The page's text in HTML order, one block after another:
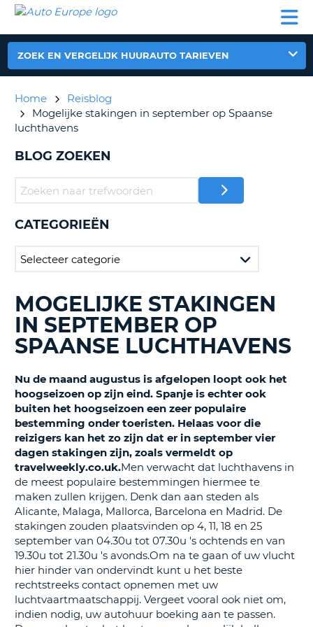
AUTO
CAMPER
PARTNER
AUTO
EUROPE
AUTO
HULP
MIJN
ACCOUNT
MIJN
NEDERLAND
ZOEK EN VERGELIJK HUURAUTO TARIEVEN
Home
Reisblog
Mogelijke stakingen in september op Spaanse
luchthavens
BLOG ZOEKEN
CATEGORIEËN
BLOGS
ZOEKEN......
MOGELIJKE STAKINGEN
IN SEPTEMBER OP
SPAANSE LUCHTHAVENS
Nu de maand augustus is afgelopen loopt ook het
hoogseizoen op zijn eind. Spanje is echter ook
buiten het hoogseizoen een zeer populaire
bestemming onder toeristen. Helaas voor die
reizigers kan het zo zijn dat er in september vier
dagen stakingen zijn, zoals vermeldt op
travelweekly.co.uk.Men verwacht dat luchthavens in
de meest populaire bestemmingen hiermee te
maken zullen krijgen. Denk dan aan steden als
Alicante, Malaga, Mallorca, Barcelona en Madrid. De
stakingen zouden plaatsvinden op 4, 11, 18 en 25
september van 04.30u tot 07.30u 's ochtends en van
19.30u tot 21.30u 's avonds.Om na te gaan of uw vlucht
hier hinder van ondervindt kunt u het beste
rechtstreeks contact opnemen met uw
luchtvaartmaatschappij. Vergeet vooral ook niet om,
indien nodig, uw autohuur boeking aan te passen.